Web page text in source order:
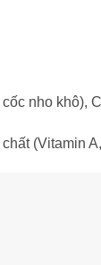
nho khô),
(Vitamin